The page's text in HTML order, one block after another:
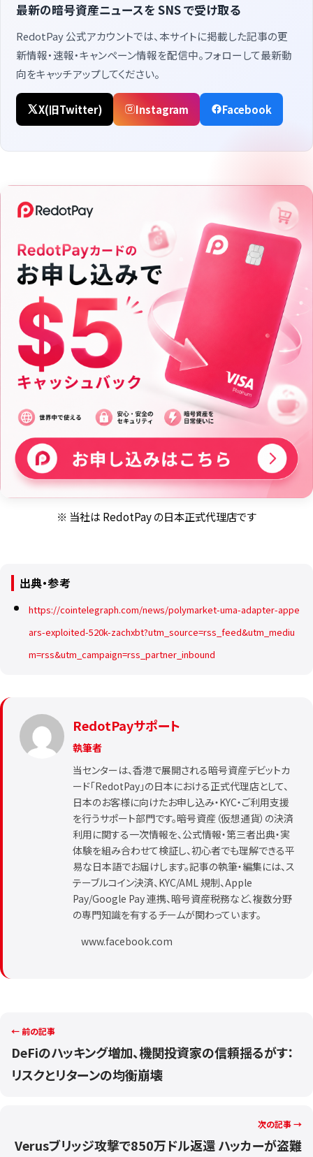
最新の暗号資産ニュースを SNS で受け取る
RedotPay 公式アカウントでは、本サイトに掲載した記事の更
新情報・速報・キャンペーン情報を配信中。フォローして最新動
向をキャッチアップしてください。
X(旧Twitter) Instagram Facebook
※ 当社は RedotPay の日本正式代理店です
出典・参考
https://cointelegraph.com/news/polymarket-uma-adapter-appe
ars-exploited-520k-zachxbt?utm_source=rss_feed&utm_mediu
m=rss&utm_campaign=rss_partner_inbound
RedotPayサポート
執筆者
当センターは、香港で展開される暗号資産デビットカ
ード「RedotPay」の日本における正式代理店として、
日本のお客様に向けたお申し込み・KYC・ご利用支援
を行うサポート部門です。暗号資産（仮想通貨）の決済
利用に関する一次情報を、公式情報・第三者出典・実
体験を組み合わせて検証し、初心者でも理解できる平
易な日本語でお届けします。記事の執筆・編集には、ス
テーブルコイン決済、KYC/AML 規制、Apple
Pay/Google Pay 連携、暗号資産税務など、複数分野
の専門知識を有するチームが関わっています。
www.facebook.com
← 前の記事
DeFiのハッキング増加、機関投資家の信頼揺るがす：
リスクとリターンの均衡崩壊
次の記事 →
Verusブリッジ攻撃で850万ドル返還 ハッカーが盗難